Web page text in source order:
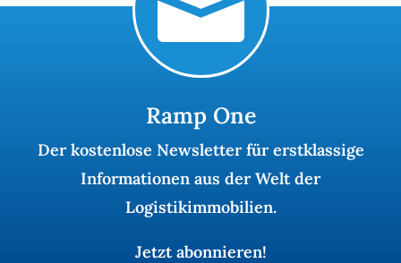
H
Ramp One
Der kostenlose Newsletter für erstklassige
Informationen aus der Welt der
Logistikimmobilien.
Jetzt abonnieren!